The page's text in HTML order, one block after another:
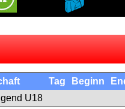
Tag Beginn
U18